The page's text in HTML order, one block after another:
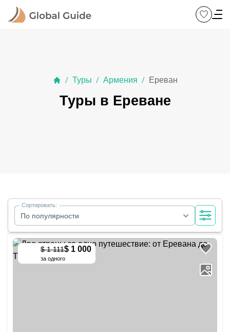
/ Туры / Армения / Ереван
Туры в Ереване
По популярности
Сортировать:
$ 1 111$ 1 000
за одного